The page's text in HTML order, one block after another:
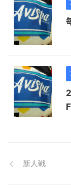
新人戦